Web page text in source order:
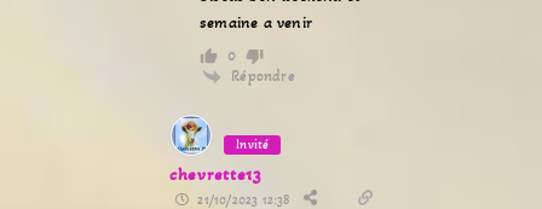
semaine a venir
0
Répondre
Invité
chevrette13
21/10/2023 12:38